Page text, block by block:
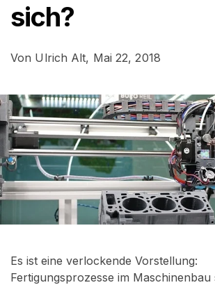
sich?
Von Ulrich Alt, Mai 22, 2018
Es ist eine verlockende Vorstellung:
Fertigungsprozesse im Maschinenbau